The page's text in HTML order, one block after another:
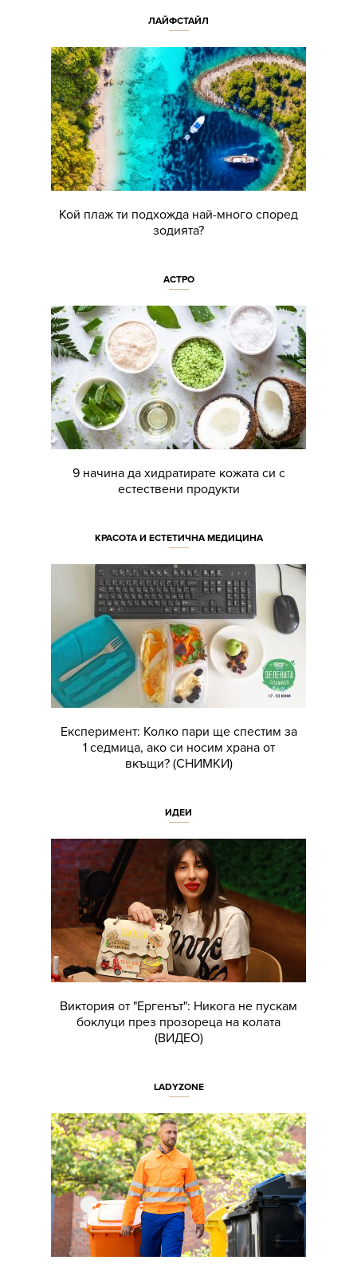
ЛАЙФСТАЙЛ
Кой плаж ти подхожда най-много според
зодията?
АСТРО
9 начина да хидратирате кожата си с
естествени продукти
КРАСОТА И ЕСТЕТИЧНА МЕДИЦИНА
Експеримент: Колко пари ще спестим за
1 седмица, ако си носим храна от
вкъщи? (СНИМКИ)
ИДЕИ
Виктория от "Ергенът": Никога не пускам
боклуци през прозореца на колата
(ВИДЕО)
LADYZONE